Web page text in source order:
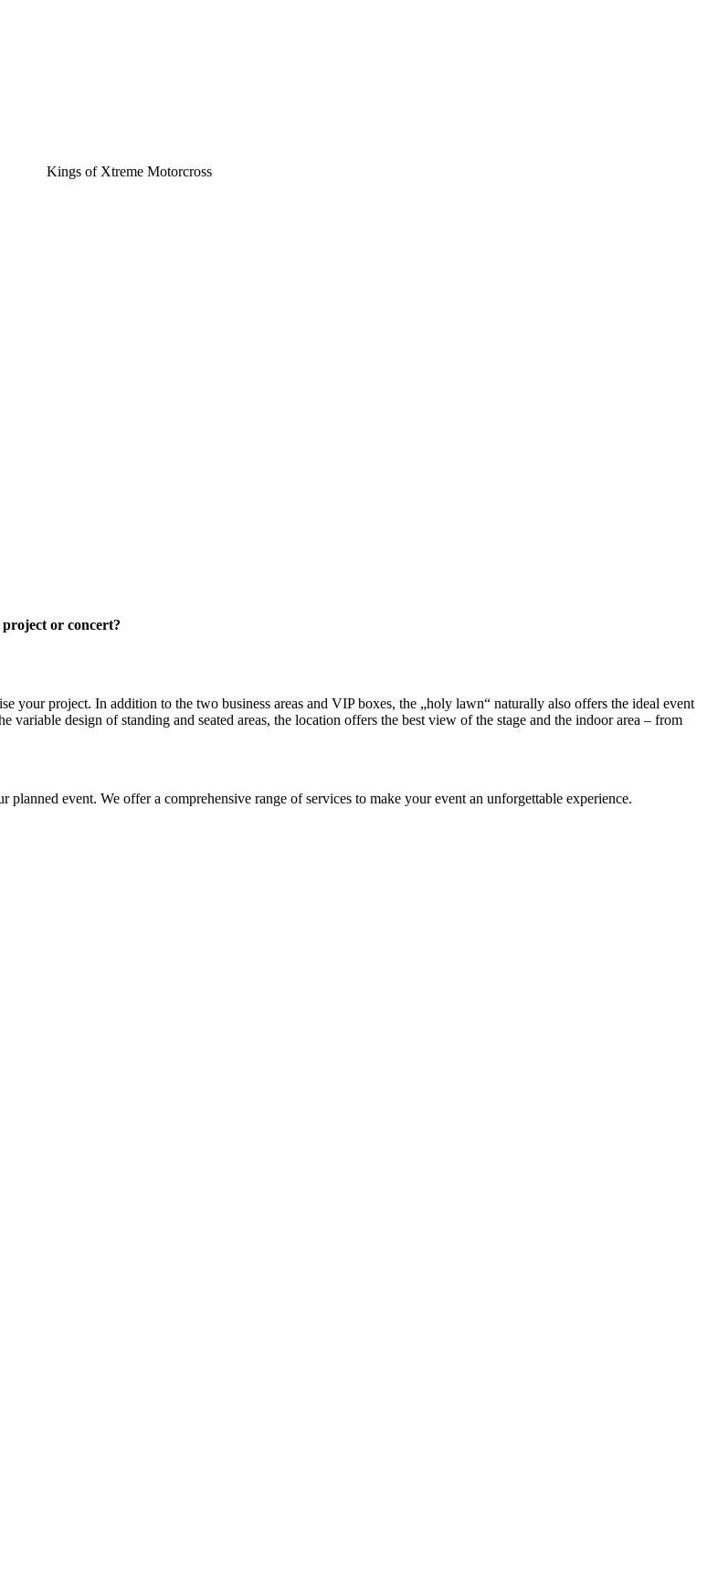
Motorcross
or concert?
your project. In addition to the two business areas and VIP boxes, the „holy lawn“ naturally also offers the ideal event
variable design of standing and seated areas, the location offers the best view of the stage and the indoor area – from
event. We offer a comprehensive range of services to make your event an unforgettable experience.